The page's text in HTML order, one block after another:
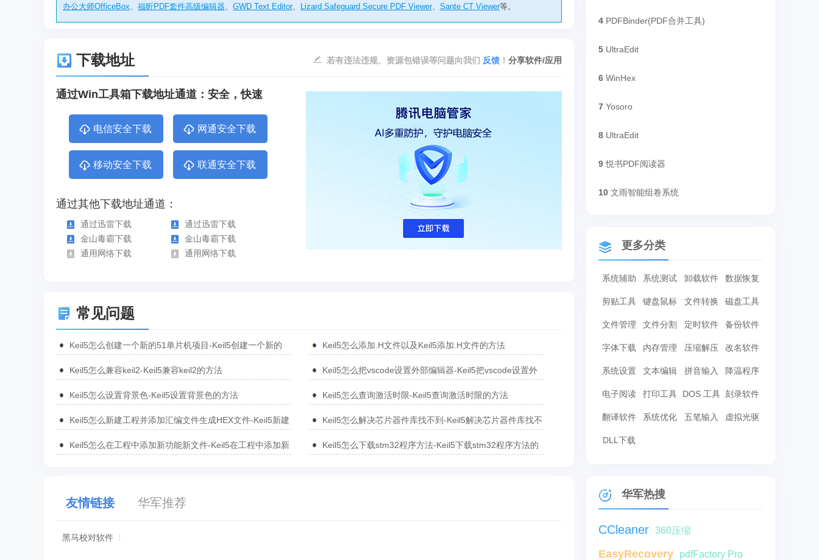
办公大师OfficeBox、 福昕PDF套件高级编辑器、 GWD Text Editor、 Lizard Safeguard Secure PDF Viewer、 Sante CT Viewer等。
下载地址 分享软件/应用
若有违法违规、资源包错误等问题向我们 反馈 ！
通过Win工具箱下载地址通道：安全，快速
电信安全下载 网通安全下载
移动安全下载 联通安全下载
通过其他下载地址通道：
通过迅雷下载
通过迅雷下载
金山毒霸下载
金山毒霸下载
通用网络下载
通用网络下载
常见问题
Keil5怎么创建一个新的51单片机项目-Keil5创建一个新的
51单片机项目的方法
Keil5怎么添加.H文件以及Keil5添加.H文件的方法
Keil5怎么兼容keil2-Keil5兼容keil2的方法
Keil5怎么把vscode设置外部编辑器-Keil5把vscode设置外
部编辑器的方法
Keil5怎么设置背景色-Keil5设置背景色的方法 Keil5怎么查询激活时限-Keil5查询激活时限的方法
Keil5怎么新建工程并添加汇编文件生成HEX文件-Keil5新建
工程并添加汇编文件生成HEX文件的方法
Keil5怎么解决芯片器件库找不到-Keil5解决芯片器件库找不
到的方法
Keil5怎么在工程中添加新功能新文件-Keil5在工程中添加新
Keil5怎么下载stm32程序方法-Keil5下载stm32程序方法的
友情链接 华军推荐
黑马校对软件
4 PDFBinder(PDF合并工具)
5 UltraEdit
6 WinHex
7 Yosoro
8 UltraEdit
9 悦书PDF阅读器
10 文雨智能组卷系统
更多分类
系统辅助 系统测试 卸载软件 数据恢复
剪贴工具 键盘鼠标 文件转换 磁盘工具
文件管理 文件分割 定时软件 备份软件
字体下载 内存管理 压缩解压 改名软件
系统设置 文本编辑 拼音输入 降温程序
电子阅读 打印工具 DOS 工具 刻录软件
翻译软件 系统优化 五笔输入 虚拟光驱
DLL下载
华军热搜
CCleaner 360压缩
EasyRecovery pdfFactory Pro